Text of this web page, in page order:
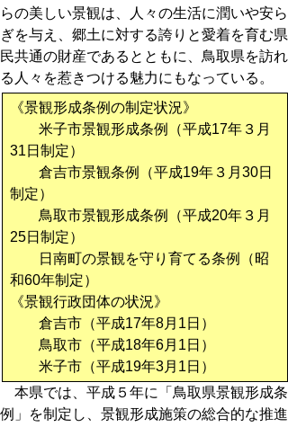
らの美しい景観は、人々の生活に潤いや安ら
ぎを与え、郷土に対する誇りと愛着を育む県
民共通の財産であるとともに、鳥取県を訪れ
る人々を惹きつける魅力にもなっている。
《景観形成条例の制定状況》
米子市景観形成条例（平成17年３月
31日制定）
倉吉市景観条例（平成19年３月30日
制定）
鳥取市景観形成条例（平成20年３月
25日制定）
日南町の景観を守り育てる条例（昭
和60年制定）
《景観行政団体の状況》
倉吉市（平成17年8月1日）
鳥取市（平成18年6月1日）
米子市（平成19年3月1日）
本県では、平成５年に「鳥取県景観形成条
例」を制定し、景観形成施策の総合的な推進